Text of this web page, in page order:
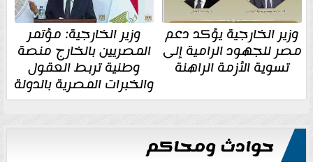
وزير الخارجية يؤكد دعم
مصر للجهود الرامية إلى
تسوية الأزمة الراهنة
وزير الخارجية: مؤتمر
المصريين بالخارج منصة
وطنية تربط العقول
والخبرات المصرية بالدولة
حوادث ومحاكم